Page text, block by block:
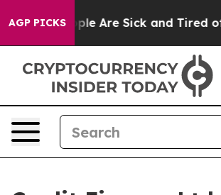
AGP PICKS
“People Are Sick and Tired of